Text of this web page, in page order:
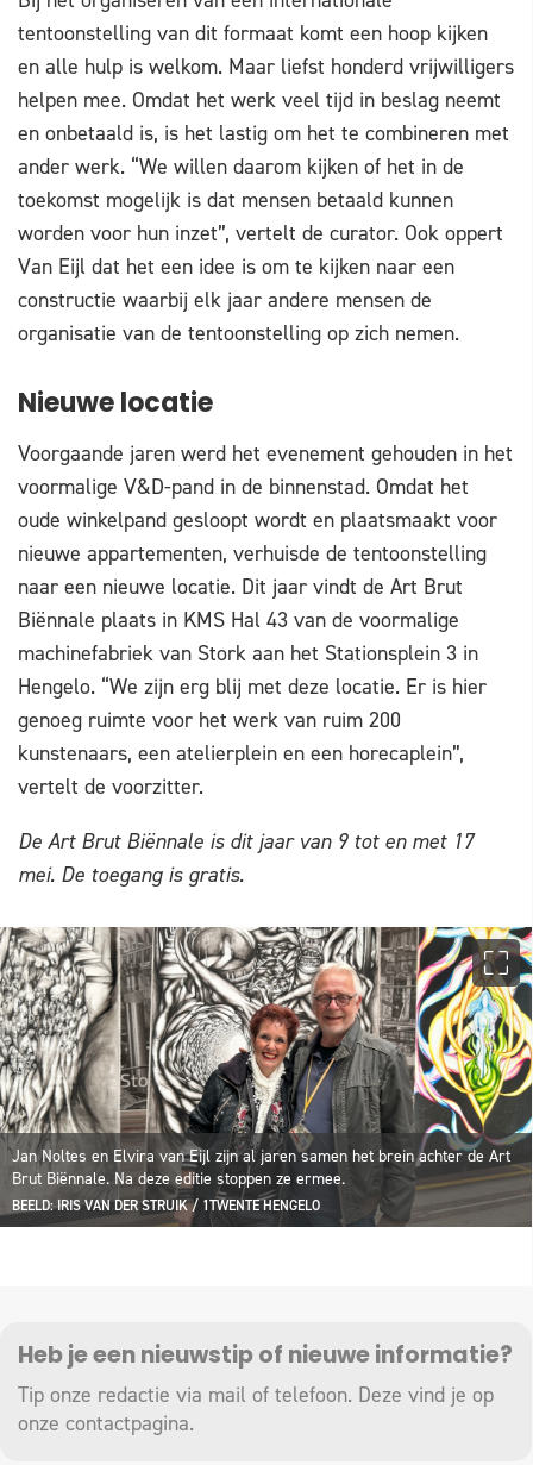
tentoonstelling van dit formaat komt een hoop kijken
en alle hulp is welkom. Maar liefst honderd vrijwilligers
helpen mee. Omdat het werk veel tijd in beslag neemt
en onbetaald is, is het lastig om het te combineren met
ander werk. “We willen daarom kijken of het in de
toekomst mogelijk is dat mensen betaald kunnen
worden voor hun inzet”, vertelt de curator. Ook oppert
Van Eijl dat het een idee is om te kijken naar een
constructie waarbij elk jaar andere mensen de
organisatie van de tentoonstelling op zich nemen.
Nieuwe locatie
Voorgaande jaren werd het evenement gehouden in het
voormalige V&D-pand in de binnenstad. Omdat het
oude winkelpand gesloopt wordt en plaatsmaakt voor
nieuwe appartementen, verhuisde de tentoonstelling
naar een nieuwe locatie. Dit jaar vindt de Art Brut
Biënnale plaats in KMS Hal 43 van de voormalige
machinefabriek van Stork aan het Stationsplein 3 in
Hengelo. “We zijn erg blij met deze locatie. Er is hier
genoeg ruimte voor het werk van ruim 200
kunstenaars, een atelierplein en een horecaplein”,
vertelt de voorzitter.
De Art Brut Biënnale is dit jaar van 9 tot en met 17
mei. De toegang is gratis.
Jan Noltes en Elvira van Eijl zijn al jaren samen het brein achter de Art
Brut Biënnale. Na deze editie stoppen ze ermee.
BEELD: IRIS VAN DER STRUIK / 1TWENTE HENGELO
Heb je een nieuwstip of nieuwe informatie?
Tip onze redactie via mail of telefoon. Deze vind je op
onze contactpagina.